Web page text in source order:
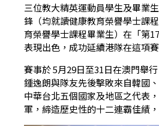
三位教大精英運動員學生及畢業
鋒（均就讀健康教育榮譽學士課
育榮譽學士課程畢業生）在「第
表現出色，成功延續港隊在這項
賽事於 5月29日至31日在澳門舉
鍾逸朗與隊友先後擊敗來自韓國
中華台北五個國家及地區之代表
軍，締造歷史性的十二連霸佳績